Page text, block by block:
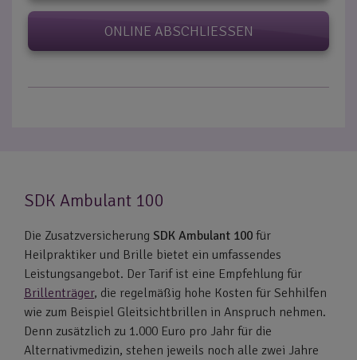
ONLINE ABSCHLIESSEN
SDK Ambulant 100
Die Zusatzversicherung SDK Ambulant 100 für
Heilpraktiker und Brille bietet ein umfassendes
Leistungsangebot. Der Tarif ist eine Empfehlung für
Brillenträger, die regelmäßig hohe Kosten für Sehhilfen
wie zum Beispiel Gleitsichtbrillen in Anspruch nehmen.
Denn zusätzlich zu 1.000 Euro pro Jahr für die
Alternativmedizin, stehen jeweils noch alle zwei Jahre